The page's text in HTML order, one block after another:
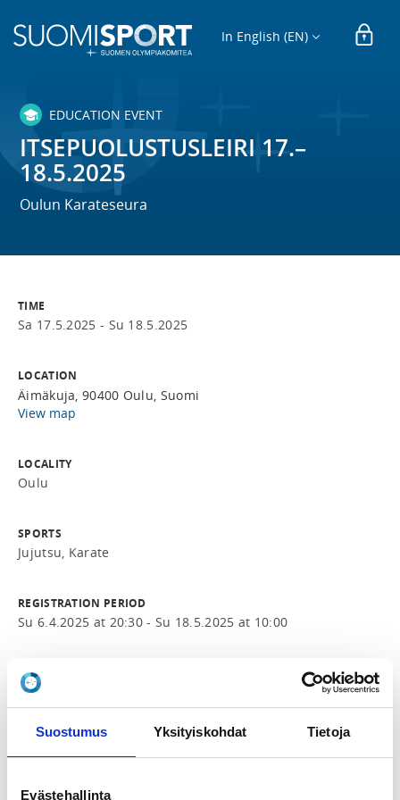
Suostumus Yksityiskohdat Tietoja
Evästehallinta
In English (EN)
EDUCATION EVENT
ITSEPUOLUSTUSLEIRI 17.–
18.5.2025
Oulun Karateseura
TIME
Sa 17.5.2025 - Su 18.5.2025
LOCATION
Äimäkuja, 90400 Oulu, Suomi
View map
LOCALITY
Oulu
SPORTS
Jujutsu, Karate
REGISTRATION PERIOD
Su 6.4.2025 at 20:30 - Su 18.5.2025 at 10:00
PRICES
Osallistumismaksu 60,00 €
Osallistumismaksu OKS:n jäsenille 50,00 €
Osallistumismaksu yhteen harjoitukseen 20,00 €